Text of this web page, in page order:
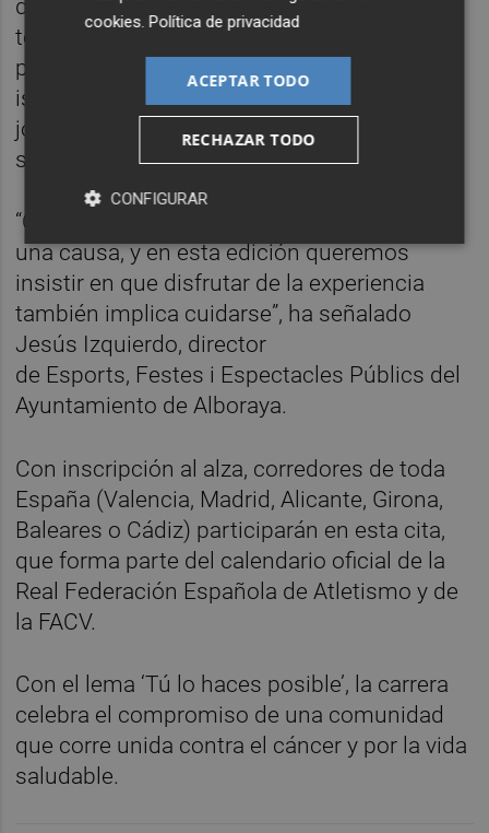
ducharse inmediatamente, sino dejar que la
temperatura corporal baje de forma
progresiva mientras se toma una bebida
isotónica. El objetivo es disfrutar de una
jornada deportiva y solidaria que cuide la
salud y el bienestar de todos.
“Correr con cabeza también es correr por
una causa, y en esta edición queremos
insistir en que disfrutar de la experiencia
también implica cuidarse”, ha señalado
Jesús Izquierdo, director
de Esports, Festes i Espectacles Públics del
Ayuntamiento de Alboraya.
Con inscripción al alza, corredores de toda
España (Valencia, Madrid, Alicante, Girona,
Baleares o Cádiz) participarán en esta cita,
que forma parte del calendario oficial de la
Real Federación Española de Atletismo y de
la FACV.
Con el lema ‘Tú lo haces posible’, la carrera
celebra el compromiso de una comunidad
que corre unida contra el cáncer y por la vida
saludable.
cookies.Política de privacidad
ACEPTAR TODO
RECHAZAR TODO
CONFIGURAR